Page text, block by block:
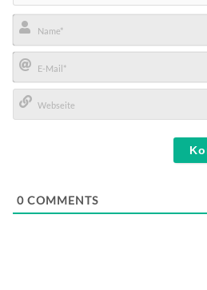
Name*
E-
Mail*
0 COMMENTS